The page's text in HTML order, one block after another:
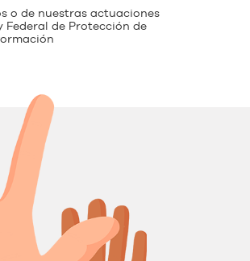
o de nuestras actuaciones
Federal de Protección de